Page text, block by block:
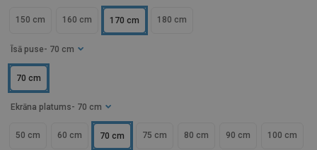
150 cm 160 cm 170 cm 180 cm
Īsā puse - 70 cm
70 cm
Ekrāna platums - 70 cm
50 cm 60 cm 70 cm 75 cm 80 cm 90 cm 100 cm